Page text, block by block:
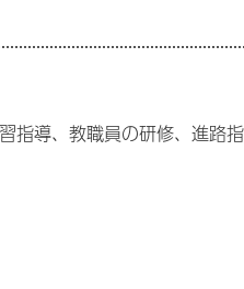
導、教職員の研修、進路